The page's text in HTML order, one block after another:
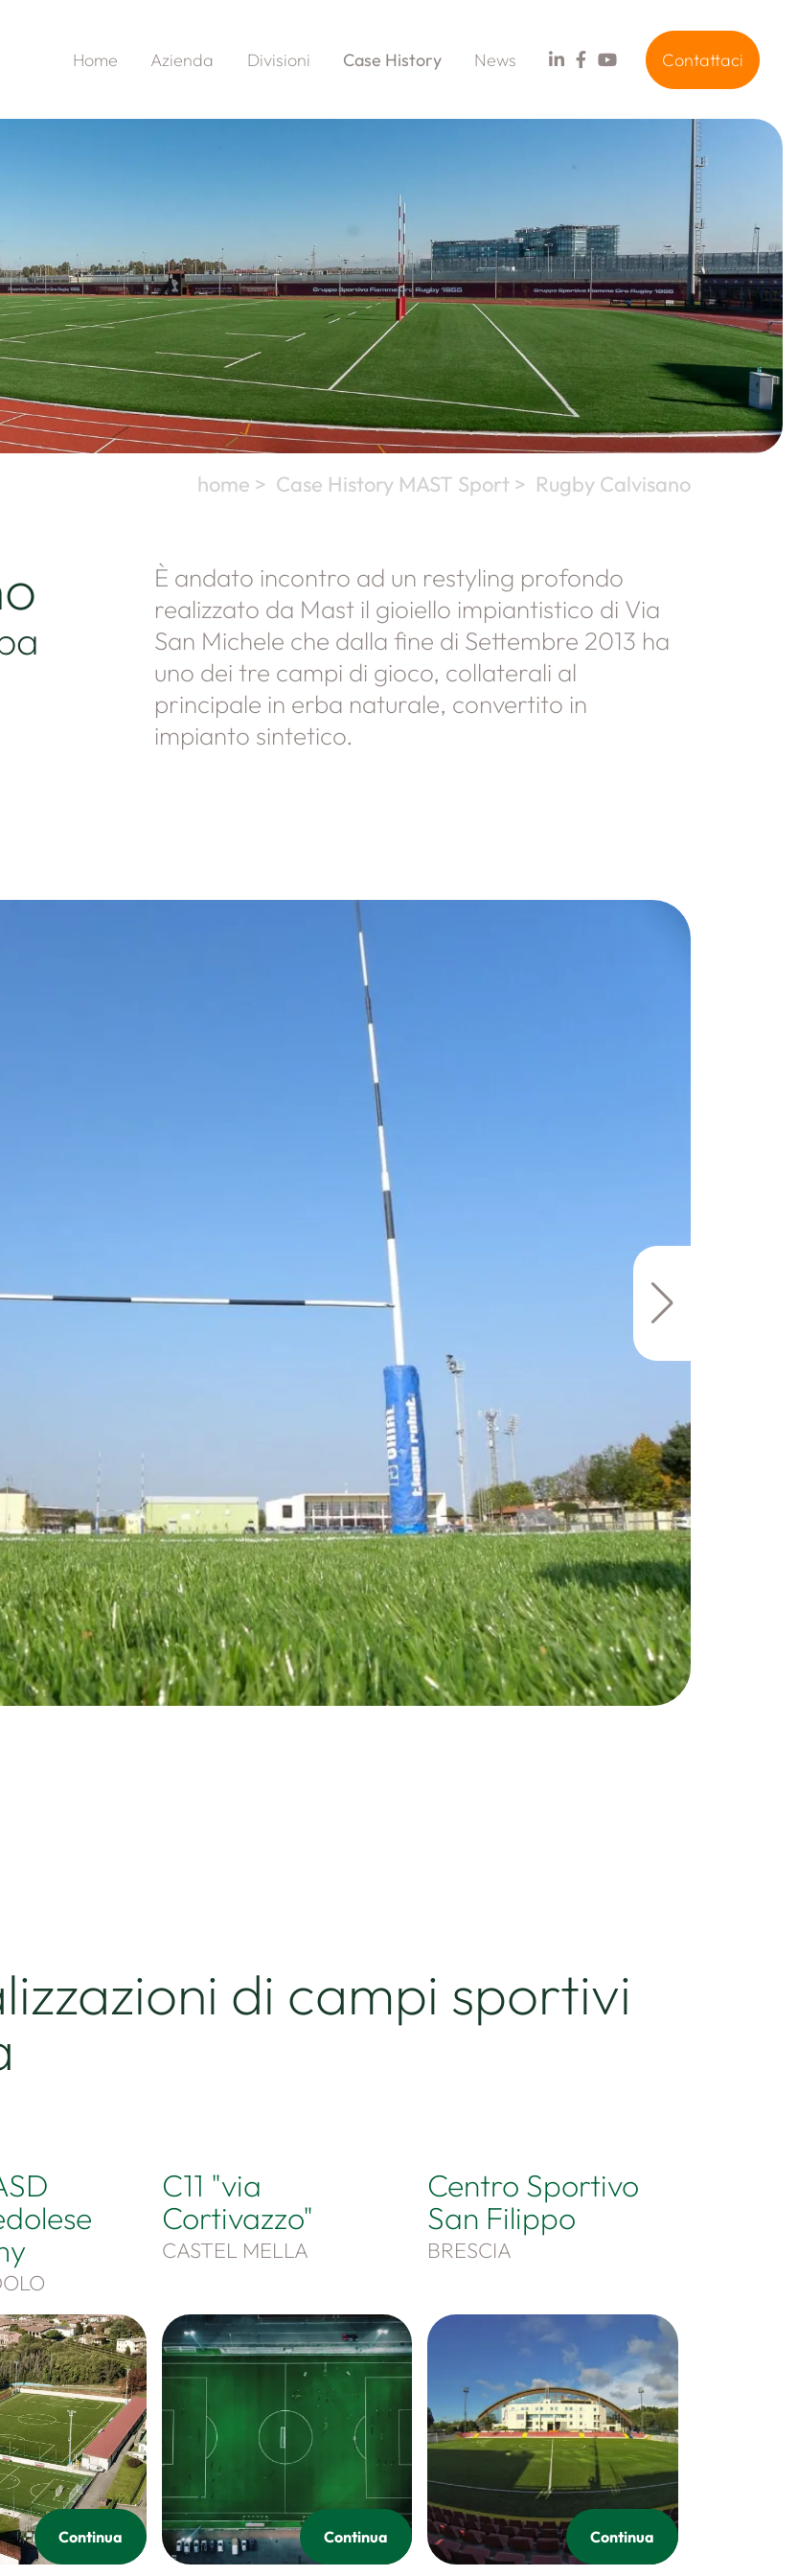
Home Azienda Divisioni Case History News Contattaci
home > Case History MAST Sport > Rugby Calvisano
È andato incontro ad un restyling profondo
realizzato da Mast il gioiello impiantistico di Via
San Michele che dalla fine di Settembre 2013 ha
uno dei tre campi di gioco, collaterali al
principale in erba naturale, convertito in
impianto sintetico.
di campi sportivi
Continua
C11 "via
Cortivazzo"
CASTEL MELLA
Continua
Centro Sportivo
San Filippo
BRESCIA
Continua